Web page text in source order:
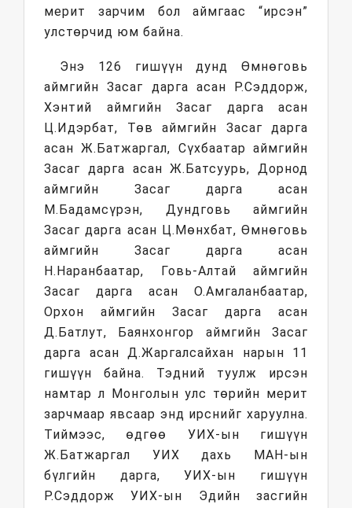
мерит зарчим бол аймгаас “ирсэн”
улстөрчид юм байна.
Энэ 126 гишүүн дунд Өмнөговь
аймгийн Засаг дарга асан Р.Сэддорж,
Хэнтий аймгийн Засаг дарга асан
Ц.Идэрбат, Төв аймгийн Засаг дарга
асан Ж.Батжаргал, Сүхбаатар аймгийн
Засаг дарга асан Ж.Батсуурь, Дорнод
аймгийн Засаг дарга асан
М.Бадамсүрэн, Дундговь аймгийн
Засаг дарга асан Ц.Мөнхбат, Өмнөговь
аймгийн Засаг дарга асан
Н.Наранбаатар, Говь-Алтай аймгийн
Засаг дарга асан О.Амгаланбаатар,
Орхон аймгийн Засаг дарга асан
Д.Батлут, Баянхонгор аймгийн Засаг
дарга асан Д.Жаргалсайхан нарын 11
гишүүн байна. Тэдний туулж ирсэн
намтар л Монголын улс төрийн мерит
зарчмаар явсаар энд ирснийг харуулна.
Тиймээс, өдгөө УИХ-ын гишүүн
Ж.Батжаргал УИХ дахь МАН-ын
бүлгийн дарга, УИХ-ын гишүүн
Р.Сэддорж УИХ-ын Эдийн засгийн